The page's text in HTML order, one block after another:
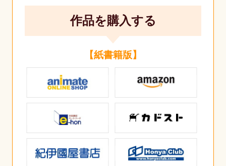
作品を購入する
【紙書籍版】